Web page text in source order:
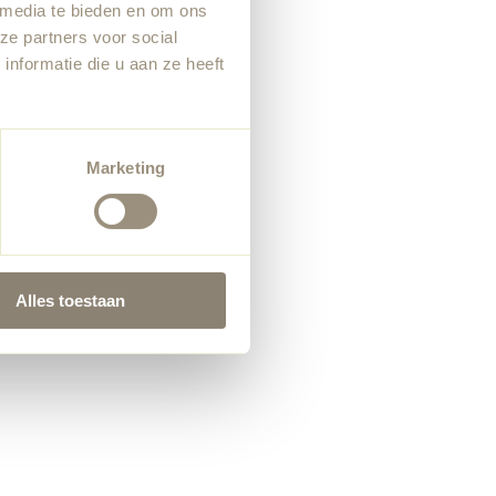
te bieden en om ons
partners voor social
die u aan ze heeft
Marketing
Alles toestaan